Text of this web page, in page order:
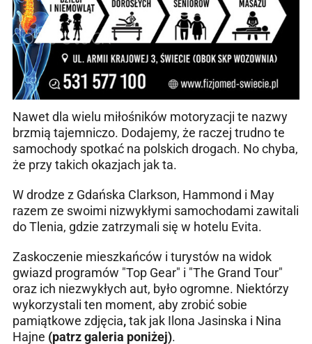
Nawet dla wielu miłośników motoryzacji te nazwy
brzmią tajemniczo. Dodajemy, że raczej trudno te
samochody spotkać na polskich drogach. No chyba,
że przy takich okazjach jak ta.
W drodze z Gdańska Clarkson, Hammond i May
razem ze swoimi nizwykłymi samochodami zawitali
do Tlenia, gdzie zatrzymali się w hotelu Evita.
Zaskoczenie mieszkańców i turystów na widok
gwiazd programów "Top Gear" i "The Grand Tour"
oraz ich niezwykłych aut, było ogromne. Niektórzy
wykorzystali ten moment, aby zrobić sobie
pamiątkowe zdjęcia,tak jak Ilona Jasinska i Nina
Hajne (patrz galeria poniżej).